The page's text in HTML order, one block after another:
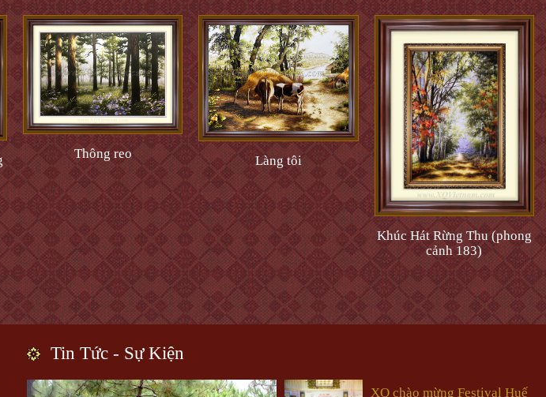
Thông reo Làng tôi
Khúc Hát Rừng Thu (phong
cảnh 183)
Tin Tức - Sự Kiện
XQ chào mừng Festival Huế